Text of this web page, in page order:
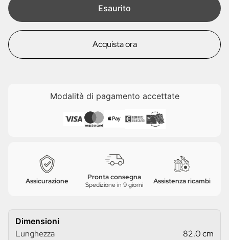
Esaurito
Acquista ora
Modalità di pagamento accettate
Assicurazione Pronta consegna
Spedizione in 9 giorni Assistenza ricambi
Dimensioni
Lunghezza
82.0 cm